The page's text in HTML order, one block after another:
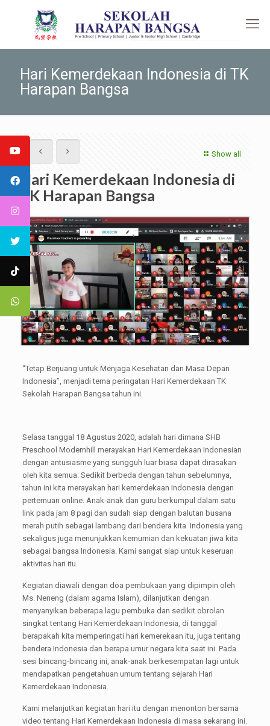
Hari Kemerdekaan Indonesia di TK
Harapan Bangsa
Show all
Hari Kemerdekaan Indonesia di
TK Harapan Bangsa
“Tetap Berjuang untuk Menjaga Kesehatan dan Masa Depan
Indonesia”, menjadi tema peringatan Hari Kemerdekaan TK
Sekolah Harapan Bangsa tahun ini.
Selasa tanggal 18 Agustus 2020, adalah hari dimana SHB
Preschool Modernhill merayakan Hari Kemerdekaan Indonesian
dengan antusiasme yang sungguh luar biasa dapat dirasakan
oleh kita semua. Sedikit berbeda dengan tahun sebelumnya,
tahun ini kita merayakan hari kemerdekaan Indonesia dengan
pertemuan online. Anak-anak dan guru berkumpul dalam satu
link pada jam 8 pagi dan sudah siap dengan balutan busana
merah putih sebagai lambang dari bendera kita Indonesia yang
sekaligus juga menunjukkan kemurnian dan kekuatan jiwa kita
sebagai bangsa Indonesia. Kami sangat siap untuk keseruan
aktivitas hari itu.
Kegiatan diawali dengan doa pembukaan yang dipimpin oleh
Ms. Neneng (dalam agama Islam), dilanjutkan dengan
menyanyikan beberapa lagu pembuka dan sedikit obrolan
singkat tentang Hari Kemerdekaan Indonesia, di tanggal
berapakah kita memperingati hari kemerekaan itu, juga tentang
bendera Indonesia dan berapa umur negara kita saat ini. Pada
sesi bincang-bincang ini, anak-anak berkesempatan lagi untuk
mendapatkan pengetahuan umum tentang sejarah Hari
Kemerdekaan Indonesia.
Kami melanjutkan kegiatan hari itu dengan menonton bersama
video tentang Hari Kemerdekaan Indonesia di masa sekarang ini.